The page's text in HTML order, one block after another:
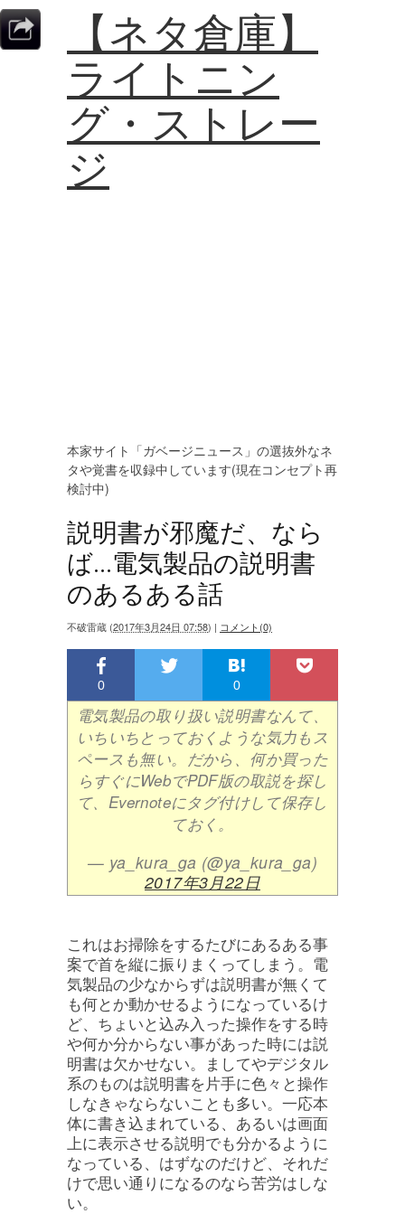
【ネタ倉庫】
ライトニン
グ・ストレー
ジ
本家サイト「ガベージニュース」の選抜外なネ
タや覚書を収録中しています(現在コンセプト再
検討中)
説明書が邪魔だ、なら
ば...電気製品の説明書
のあるある話
不破雷蔵 (2017年3月24日 07:58) | コメント(0)
0 0
電気製品の取り扱い説明書なんて、
いちいちとっておくような気力もス
ペースも無い。だから、何か買った
らすぐにWebでPDF版の取説を探し
て、Evernoteにタグ付けして保存し
ておく。
— ya_kura_ga (@ya_kura_ga)
2017年3月22日
これはお掃除をするたびにあるある事
案で首を縦に振りまくってしまう。電
気製品の少なからずは説明書が無くて
も何とか動かせるようになっているけ
ど、ちょいと込み入った操作をする時
や何か分からない事があった時には説
明書は欠かせない。ましてやデジタル
系のものは説明書を片手に色々と操作
しなきゃならないことも多い。一応本
体に書き込まれている、あるいは画面
上に表示させる説明でも分かるように
なっている、はずなのだけど、それだ
けで思い通りになるのなら苦労はしな
い。